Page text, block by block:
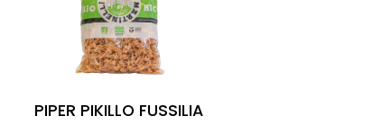
PIPER PIKILLO FUSSILIA